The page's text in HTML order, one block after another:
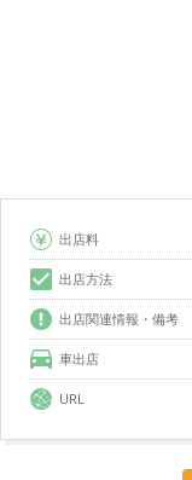
出店料
出店方法
出店関連情報・備考
車出店
URL